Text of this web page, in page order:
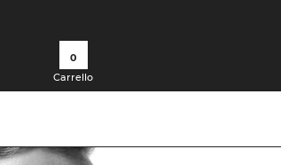
0
Carrello